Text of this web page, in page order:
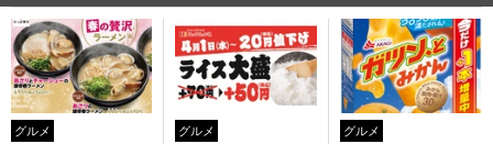
グルメ グルメ グルメ